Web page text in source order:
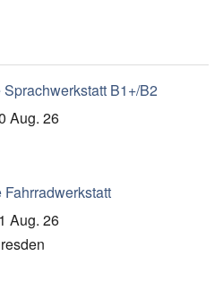
B1+/B2
Aug. 26
Fahrradwerkstatt
Aug. 26